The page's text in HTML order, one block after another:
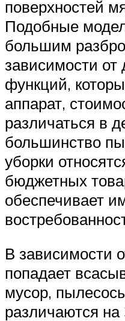
поверхностей
Подобные
большим
зависимости
функций,
аппарат,
различаться в
большинство
уборки
бюджетных
обеспечивает
В зависимости
попадает
мусор,
различаются на